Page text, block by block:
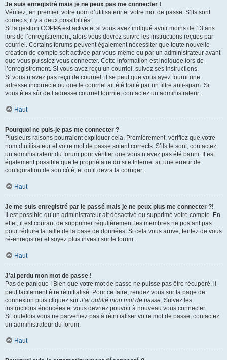
Je suis enregistré mais je ne peux pas me connecter !
Vérifiez, en premier, votre nom d’utilisateur et votre mot de passe. S’ils sont
corrects, il y a deux possibilités :
Si la gestion COPPA est active et si vous avez indiqué avoir moins de 13 ans
lors de l’enregistrement, alors vous devrez suivre les instructions reçues par
courriel. Certains forums peuvent également nécessiter que toute nouvelle
création de compte soit activée par vous-même ou par un administrateur avant
que vous puissiez vous connecter. Cette information est indiquée lors de
l’enregistrement. Si vous avez reçu un courriel, suivez ses instructions.
Si vous n’avez pas reçu de courriel, il se peut que vous ayez fourni une
adresse incorrecte ou que le courriel ait été traité par un filtre anti-spam. Si
vous êtes sûr de l’adresse courriel fournie, contactez un administrateur.
Haut
Pourquoi ne puis-je pas me connecter ?
Plusieurs raisons pourraient expliquer cela. Premièrement, vérifiez que votre
nom d’utilisateur et votre mot de passe soient corrects. S’ils le sont, contactez
un administrateur du forum pour vérifier que vous n’avez pas été banni. Il est
également possible que le propriétaire du site Internet ait une erreur de
configuration de son côté, et qu’il devra la corriger.
Haut
Je me suis enregistré par le passé mais je ne peux plus me connecter ?!
Il est possible qu’un administrateur ait désactivé ou supprimé votre compte. En
effet, il est courant de supprimer régulièrement les membres ne postant pas
pour réduire la taille de la base de données. Si cela vous arrive, tentez de vous
ré-enregistrer et soyez plus investi sur le forum.
Haut
J’ai perdu mon mot de passe !
Pas de panique ! Bien que votre mot de passe ne puisse pas être récupéré, il
peut facilement être réinitialisé. Pour ce faire, rendez vous sur la page de
connexion puis cliquez sur J’ai oublié mon mot de passe. Suivez les
instructions énoncées et vous devriez pouvoir à nouveau vous connecter.
Si toutefois vous ne parveniez pas à réinitialiser votre mot de passe, contactez
un administrateur du forum.
Haut